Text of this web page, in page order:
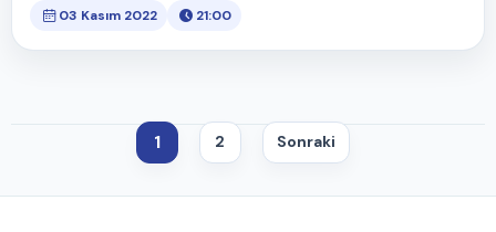
03 Kasım 2022 21:00
1 2 Sonraki